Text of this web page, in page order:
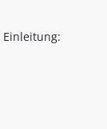
Einleitung: